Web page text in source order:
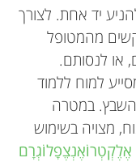
יד אחת. לצורך
מהמטופל
או לנסותם.
למוח ללמוד
במטרה
מצויה בשימוש
אֶלֶקְטְרוֹאֶנְצֶפָלוֹגְרָם